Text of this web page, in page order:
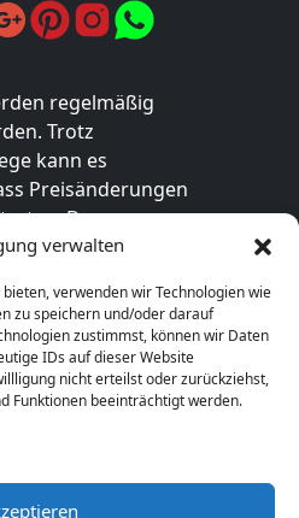
verwalten
verwenden wir Technologien wie
zu speichern und/oder darauf
zustimmst, können wir Daten
IDs auf dieser Website
nicht erteilst oder zurückziehst,
Funktionen beeinträchtigt werden.
regelmäßig
Trotz
kann es
Preisänderungen
Der
sowie die
jeweiligen Online-
verbindlich. Bitte
vor dem Kauf